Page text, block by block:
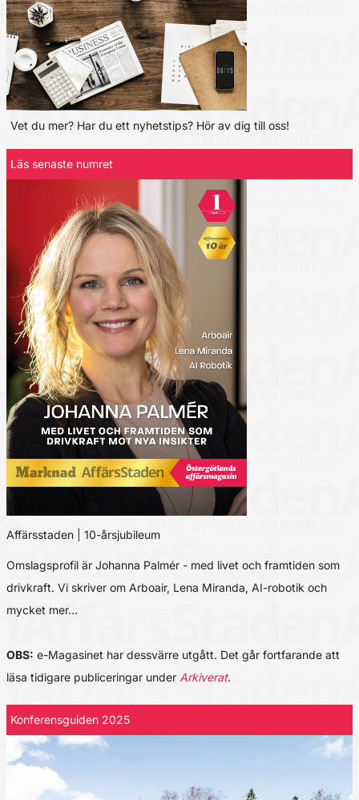
Vet du mer? Har du ett nyhetstips? Hör av dig till oss!
Läs senaste numret
Affärsstaden | 10-årsjubileum
Omslagsprofil är Johanna Palmér - med livet och framtiden som
drivkraft. Vi skriver om Arboair, Lena Miranda, AI-robotik och
mycket mer…
OBS: e-Magasinet har dessvärre utgått. Det går fortfarande att
läsa tidigare publiceringar under Arkiverat.
Konferensguiden 2025